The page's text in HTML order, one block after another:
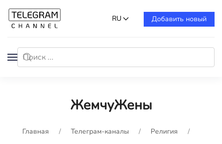
RU Добавить новый
ЖемчуЖены
Главная Телеграм-каналы
Религия